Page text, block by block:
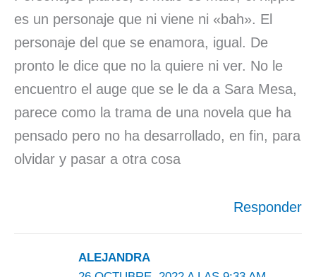
es un personaje que ni viene ni «bah». El
personaje del que se enamora, igual. De
pronto le dice que no la quiere ni ver. No le
encuentro el auge que se le da a Sara Mesa,
parece como la trama de una novela que ha
pensado pero no ha desarrollado, en fin, para
olvidar y pasar a otra cosa
Responder
ALEJANDRA